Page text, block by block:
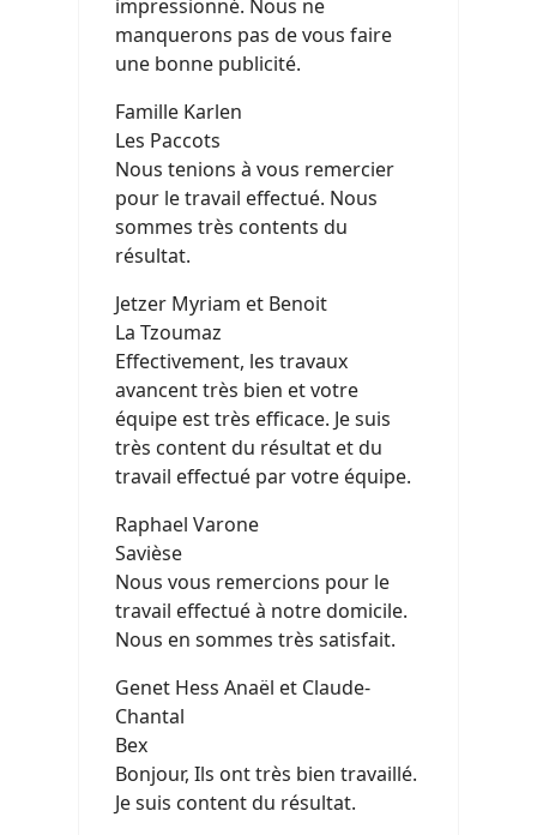
impressionné. Nous ne
manquerons pas de vous faire
une bonne publicité.
Famille Karlen
Les Paccots
Nous tenions à vous remercier
pour le travail effectué. Nous
sommes très contents du
résultat.
Jetzer Myriam et Benoit
La Tzoumaz
Effectivement, les travaux
avancent très bien et votre
équipe est très efficace. Je suis
très content du résultat et du
travail effectué par votre équipe.
Raphael Varone
Savièse
Nous vous remercions pour le
travail effectué à notre domicile.
Nous en sommes très satisfait.
Genet Hess Anaël et Claude-
Chantal
Bex
Bonjour, Ils ont très bien travaillé.
Je suis content du résultat.